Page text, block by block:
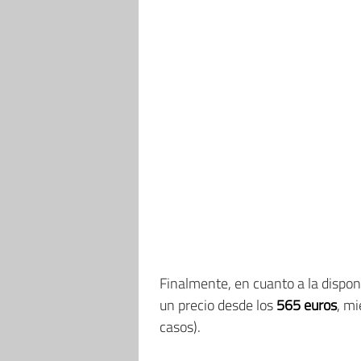
Finalmente, en cuanto a la
un precio desde los565 euros,
casos).